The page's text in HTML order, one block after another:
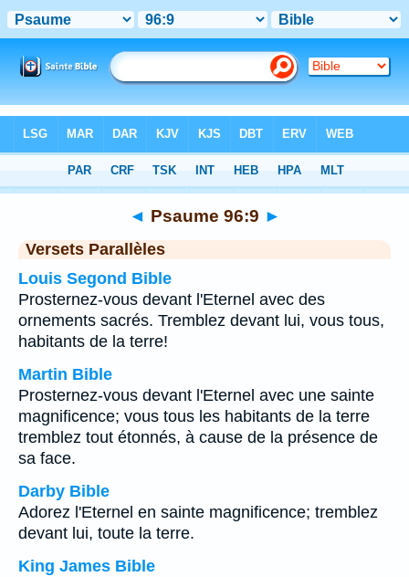
Chapitre 96> Verset 9
◄ Psaume 96:9 ►
Versets Parallèles
Louis Segond Bible
Prosternez-vous devant l'Eternel avec des
ornements sacrés. Tremblez devant lui, vous tous,
habitants de la terre!
Martin Bible
Prosternez-vous devant l'Eternel avec une sainte
magnificence; vous tous les habitants de la terre
tremblez tout étonnés, à cause de la présence de
sa face.
Darby Bible
Adorez l'Eternel en sainte magnificence; tremblez
devant lui, toute la terre.
King James Bible